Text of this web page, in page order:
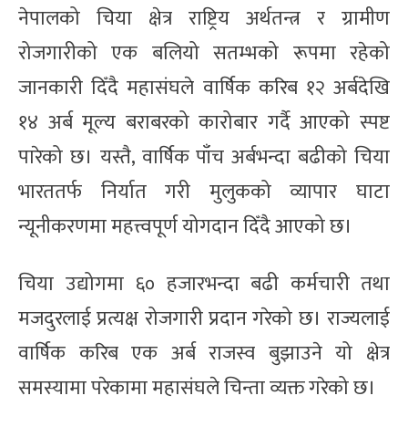
नेपालको चिया क्षेत्र राष्ट्रिय अर्थतन्त्र र ग्रामीण
रोजगारीको एक बलियो सतम्भको रूपमा रहेको
जानकारी दिँदै महासंघले वार्षिक करिब १२ अर्बदेखि
१४ अर्ब मूल्य बराबरको कारोबार गर्दै आएको स्पष्ट
पारेको छ। यस्तै, वार्षिक पाँच अर्बभन्दा बढीको चिया
भारततर्फ निर्यात गरी मुलुकको व्यापार घाटा
न्यूनीकरणमा महत्त्वपूर्ण योगदान दिँदै आएको छ।
चिया उद्योगमा ६० हजारभन्दा बढी कर्मचारी तथा
मजदुरलाई प्रत्यक्ष रोजगारी प्रदान गरेको छ। राज्यलाई
वार्षिक करिब एक अर्ब राजस्व बुझाउने यो क्षेत्र
समस्यामा परेकामा महासंघले चिन्ता व्यक्त गरेको छ।